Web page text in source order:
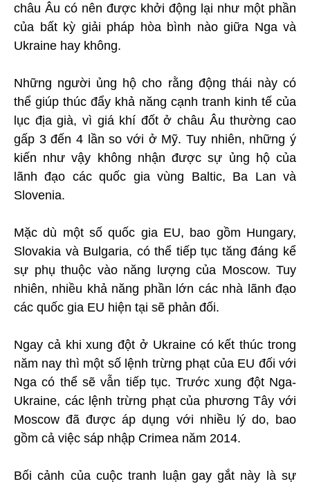
châu Âu có nên được khởi động lại như một phần
của bất kỳ giải pháp hòa bình nào giữa Nga và
Ukraine hay không.
Những người ủng hộ cho rằng động thái này có
thể giúp thúc đẩy khả năng cạnh tranh kinh tế của
lục địa già, vì giá khí đốt ở châu Âu thường cao
gấp 3 đến 4 lần so với ở Mỹ. Tuy nhiên, những ý
kiến như vậy không nhận được sự ủng hộ của
lãnh đạo các quốc gia vùng Baltic, Ba Lan và
Slovenia.
Mặc dù một số quốc gia EU, bao gồm Hungary,
Slovakia và Bulgaria, có thể tiếp tục tăng đáng kể
sự phụ thuộc vào năng lượng của Moscow. Tuy
nhiên, nhiều khả năng phần lớn các nhà lãnh đạo
các quốc gia EU hiện tại sẽ phản đối.
Ngay cả khi xung đột ở Ukraine có kết thúc trong
năm nay thì một số lệnh trừng phạt của EU đối với
Nga có thể sẽ vẫn tiếp tục. Trước xung đột Nga-
Ukraine, các lệnh trừng phạt của phương Tây với
Moscow đã được áp dụng với nhiều lý do, bao
gồm cả việc sáp nhập Crimea năm 2014.
Bối cảnh của cuộc tranh luận gay gắt này là sự